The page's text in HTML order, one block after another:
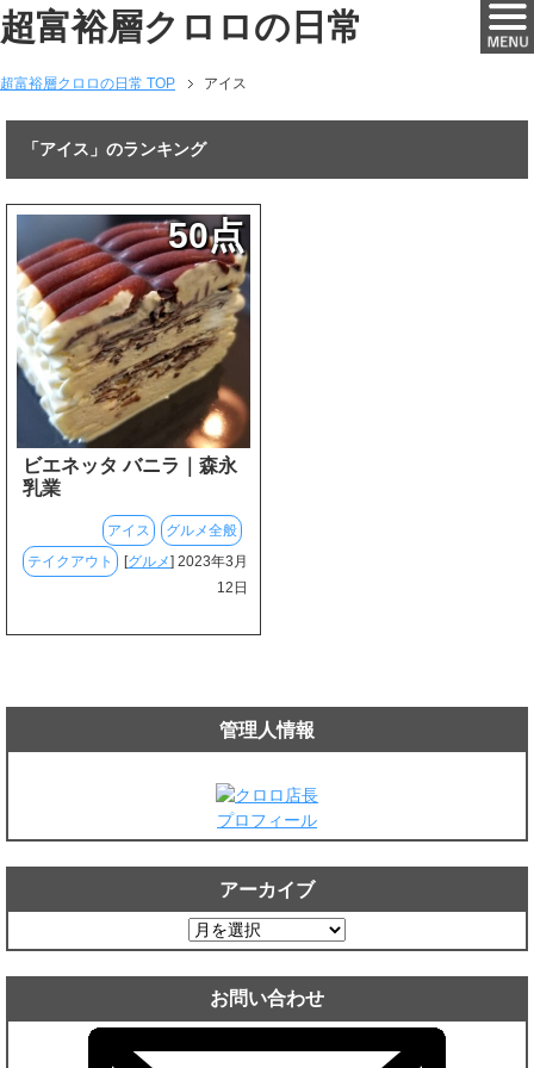
超富裕層クロロの日常
超富裕層クロロの日常 TOP アイス
「アイス」のランキング
50点
ビエネッタ バニラ｜森永
乳業
アイス
グルメ全般
テイクアウト
[グルメ] 2023年3月
12日
管理人情報
プロフィール
アーカイブ
ア
ー
カ
ブ
お問い合わせ